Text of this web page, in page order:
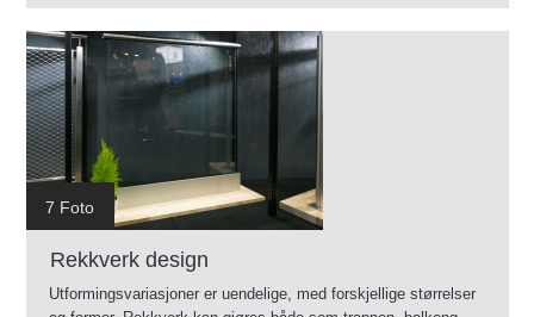
7 Foto
Rekkverk design
Utformingsvariasjoner er uendelige, med forskjellige størrelser